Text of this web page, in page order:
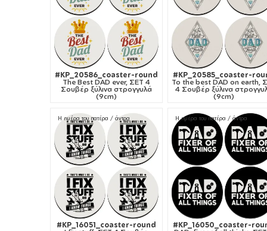
#KP_20586_coaster-round
The Best DAD ever, ΣΕΤ 4
Σουβέρ ξύλινα στρογγυλά
(9cm)
#KP_20585_coaster-
To the best DAD on earth,
4 Σουβέρ ξύλινα
(9cm)
Η ημέρα του πατέρα / άντρα
#KP_16051_coaster-round
Η ημέρα του πατέρα / άντρα
#KP_16050_coaster-